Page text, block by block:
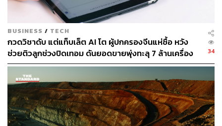
n.html
สามารถติดตาม THE STANDARD WEALTH
ผ่านแอปพลิเคชันต่างๆ ที่คุณสะดวกหรือใช้งานอยู่แล้วได้เลย
TAGS: Starbucks China การเข้าซื้อกิจการ ซื้อกิจการ
BUSINESS / TECH
กวดวิชาดับ แต่แท็บเล็ต AI โต ผู้ปกครองจีนแห่ซื้อ หวัง
ช่วยติวลูกช่วงปิดเทอม ดันยอดขายพุ่งทะลุ 7 ล้านเครื่อง
34